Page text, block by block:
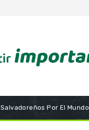
Salvadoreños Por El Mundo